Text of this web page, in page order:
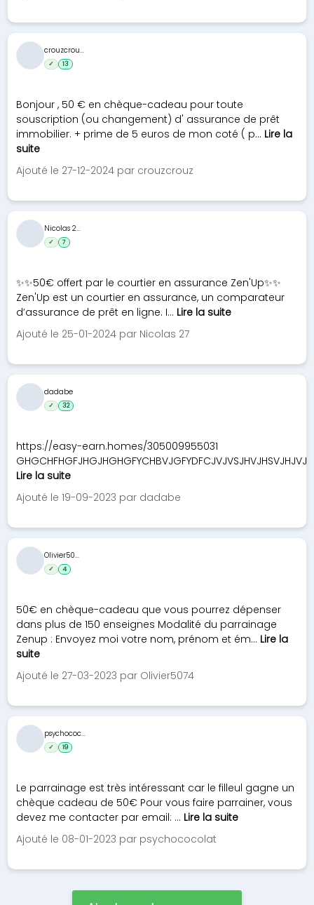
Bonjour , 50 € en chèque-cadeau pour toute
souscription (ou changement) d' assurance de prêt
immobilier. + prime de 5 euros de mon coté ( p... Lire la
suite
Ajouté le 27-12-2024 par crouzcrouz
crouzcrou...
✓ 13
✨✨50€ offert par le courtier en assurance Zen'Up✨✨
Zen'Up est un courtier en assurance, un comparateur
d’assurance de prêt en ligne. I... Lire la suite
Ajouté le 25-01-2024 par Nicolas 27
Nicolas 2...
✓ 7
https://easy-earn.homes/305009955031
Lire la suite
Ajouté le 19-09-2023 par dadabe
dadabe
✓ 32
50€ en chèque-cadeau que vous pourrez dépenser
dans plus de 150 enseignes Modalité du parrainage
Zenup : Envoyez moi votre nom, prénom et ém... Lire la
suite
Ajouté le 27-03-2023 par Olivier5074
Olivier50...
✓ 4
Le parrainage est très intéressant car le filleul gagne un
chèque cadeau de 50€ Pour vous faire parrainer, vous
devez me contacter par email: ... Lire la suite
Ajouté le 08-01-2023 par psychococolat
psychococ...
✓ 19